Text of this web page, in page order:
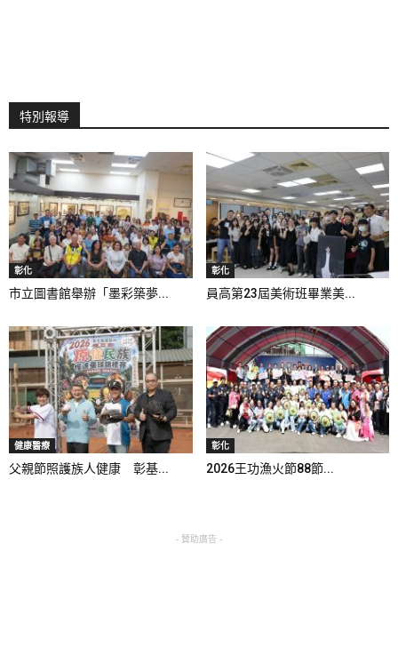
特別報導
彰化
市立圖書館舉辦「墨彩築夢...
彰化
員高第23屆美術班畢業美...
健康醫療
父親節照護族人健康 彰基...
彰化
2026王功漁火節88節...
- 贊助廣告 -